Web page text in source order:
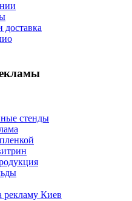
доставка
стенды
рекламу Киев